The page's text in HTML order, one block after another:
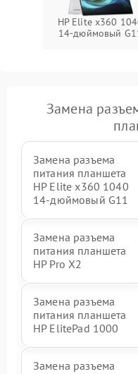
HP Elite x360
14-дюймовый
Замена
Замена разъема
питания планшета
HP Elite x360 1040
14-дюймовый G11
Замена разъема
питания планшета
HP Pro X2
Замена разъема
питания планшета
HP ElitePad 1000
Замена разъема